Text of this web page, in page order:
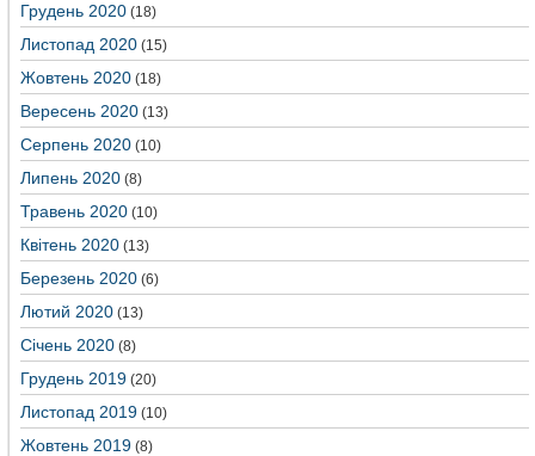
Грудень 2020 (18)
Листопад 2020 (15)
Жовтень 2020 (18)
Вересень 2020 (13)
Серпень 2020 (10)
Липень 2020 (8)
Травень 2020 (10)
Квітень 2020 (13)
Березень 2020 (6)
Лютий 2020 (13)
Січень 2020 (8)
Грудень 2019 (20)
Листопад 2019 (10)
Жовтень 2019 (8)